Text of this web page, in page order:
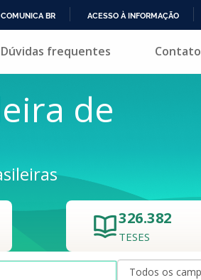
PARA
COMUNICA BR ACESSO À INFORMAÇÃO
Dúvidas frequentes Contato
de
326.382
TESES